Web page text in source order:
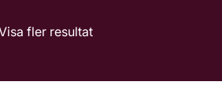
fler resultat